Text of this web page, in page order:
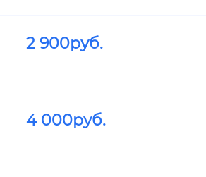
2 900руб.
4 000руб.